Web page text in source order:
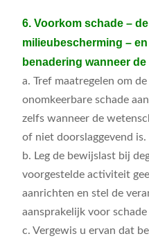
6. Voorkom schade –
milieubescherming –
benadering wanneer
a. Tref maatregelen om
onomkeerbare schade
zelfs wanneer de
of niet doorslaggevend is.
b. Leg de bewijslast bij
voorgestelde activiteit
aanrichten en stel de
aansprakelijk voor
c. Vergewis u ervan dat